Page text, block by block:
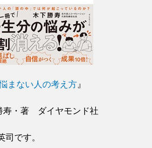
まない人の考え方』
寿・著 ダイヤモンド社
司です。